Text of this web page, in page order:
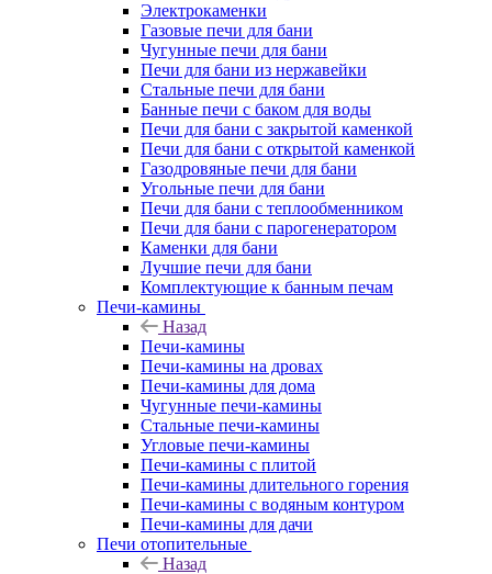
Электрокаменки
Газовые печи для бани
Чугунные печи для бани
Печи для бани из нержавейки
Стальные печи для бани
Банные печи с баком для воды
Печи для бани с закрытой каменкой
Печи для бани с открытой каменкой
Газодровяные печи для бани
Угольные печи для бани
Печи для бани с теплообменником
Печи для бани с парогенератором
Каменки для бани
Лучшие печи для бани
Комплектующие к банным печам
Печи-камины
Назад
Печи-камины
Печи-камины на дровах
Печи-камины для дома
Чугунные печи-камины
Стальные печи-камины
Угловые печи-камины
Печи-камины с плитой
Печи-камины длительного горения
Печи-камины с водяным контуром
Печи-камины для дачи
Печи отопительные
Назад